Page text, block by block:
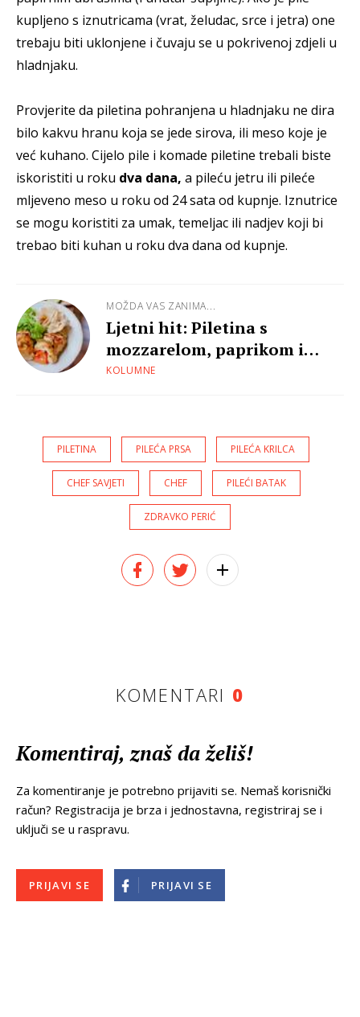
kupljeno s iznutricama (vrat, želudac, srce i jetra) one
trebaju biti uklonjene i čuvaju se u pokrivenoj zdjeli u
hladnjaku.
Provjerite da piletina pohranjena u hladnjaku ne dira
bilo kakvu hranu koja se jede sirova, ili meso koje je
već kuhano. Cijelo pile i komade piletine trebali biste
iskoristiti u roku dva dana, a pileću jetru ili pileće
mljeveno meso u roku od 24 sata od kupnje. Iznutrice
se mogu koristiti za umak, temeljac ili nadjev koji bi
trebao biti kuhan u roku dva dana od kupnje.
MOŽDA VAS ZANIMA...
Ljetni hit: Piletina s
mozzarelom, paprikom i
tikvicama
KOLUMNE
PILETINA PILEĆA PRSA PILEĆA KRILCA
CHEF SAVJETI CHEF PILEĆI BATAK
ZDRAVKO PERIĆ
KOMENTARI 0
Komentiraj, znaš da želiš!
Za komentiranje je potrebno prijaviti se. Nemaš korisnički
račun? Registracija je brza i jednostavna, registriraj se i
uključi se u raspravu.
PRIJAVI SE PRIJAVI SE